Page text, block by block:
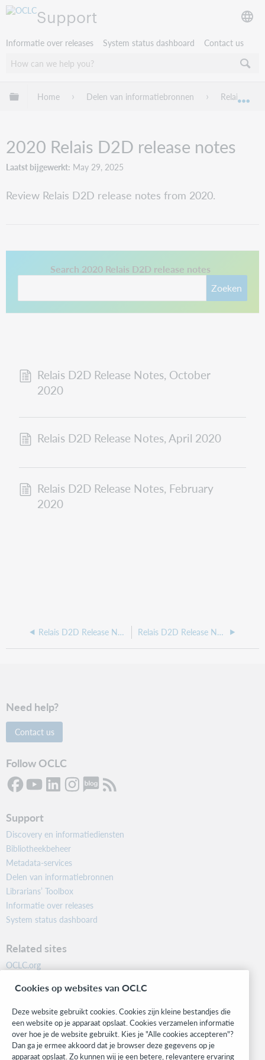
Support
Informatie over releases System status dashboard Contact us
Mondiale hiërarchie uitvouwen / samenvouwen
Home Delen van informatiebronnen Relais D2D
2020 Relais D2D release notes
Laatst bijgewerkt May 29, 2025
Review Relais D2D release notes from 2020.
Search 2020 Relais D2D release notes
Zoeken
This link opens in a new tab.
Relais D2D Release Notes, October
2020
Relais D2D Release Notes, April 2020
Relais D2D Release Notes, February
2020
Relais D2D Release Notes, January 2021 Relais D2D Release Notes, October 2020
Need help?
Contact us
Follow OCLC
Support
Discovery en informatiediensten
Bibliotheekbeheer
Metadata-services
Delen van informatiebronnen
Librarians’ Toolbox
Informatie over releases
System status dashboard
Related sites
OCLC.org
Community
Research
WebJunction
Developer Network
Cookies op websites van OCLC
Deze website gebruikt cookies. Cookies zijn kleine bestandjes die
een website op je apparaat opslaat. Cookies verzamelen informatie
over hoe je de website gebruikt. Kies je "Alle cookies accepteren"?
Dan ga je ermee akkoord dat je browser deze gegevens op je
apparaat opslaat. Zo kunnen wij je een betere, relevantere ervaring